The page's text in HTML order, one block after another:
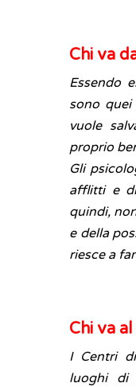
Chi va
Essendo
sono quei
vuole
proprio
Gli
afflitti e
quindi,
e della
riesce a
Chi va
I Centri
luoghi di